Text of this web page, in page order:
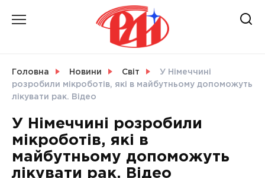
СВІТ
УКРАЇНА
Головна Новини Світ
У Німеччині
розробили мікроботів, які в майбутньому допоможуть
лікувати рак. Відео
У Німеччині розробили
мікроботів, які в
майбутньому допоможуть
лікувати рак. Відео